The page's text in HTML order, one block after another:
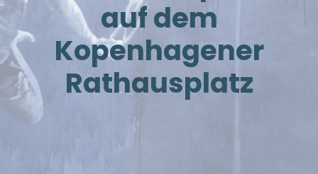
auf dem
Kopenhagener
Rathausplatz